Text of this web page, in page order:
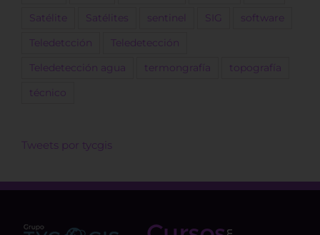
Satélite Satélites sentinel SIG software
Teledetcción Teledetección
Teledetección agua termongrafía topografía
técnico
Tweets por tycgis